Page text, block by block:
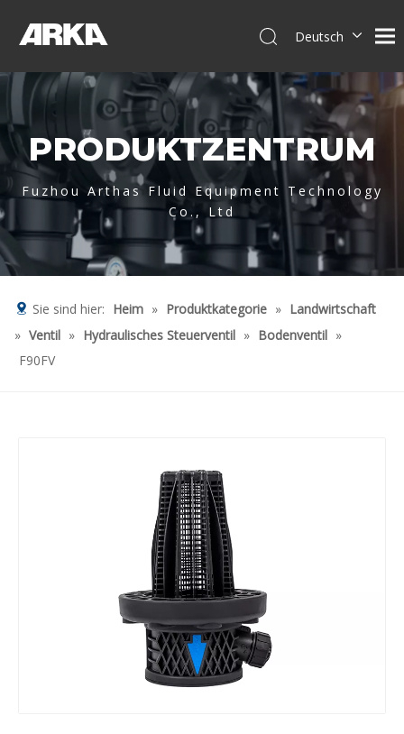
Deutsch
简体中文
العربية
Français
Pусский
Español
Italiano
PRODUKTZENTRUM
Fuzhou Arthas Fluid Equipment Technology
Co., Ltd
Sie sind hier: Heim » Produktkategorie » Landwirtschaft
» Ventil » Hydraulisches Steuerventil » Bodenventil »
F90FV